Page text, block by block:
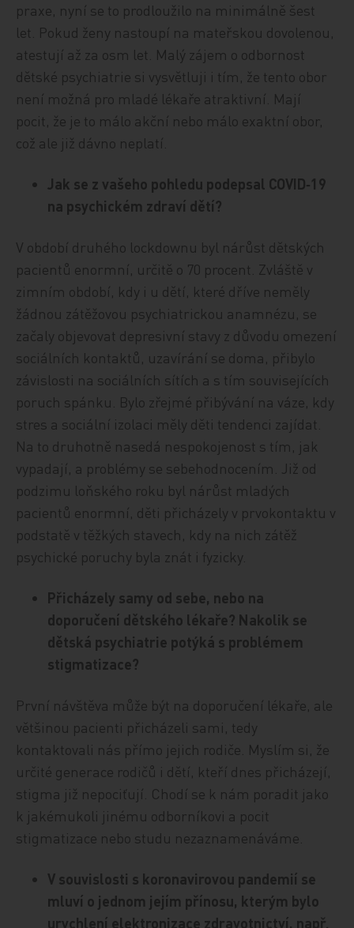
praxe, nyní se to prodloužilo na minimálně šest
let. Pokud ženy nastoupí na mateřskou dovolenou,
atestují až za osm let. Malý zájem o odbornost
dětské psychiatrie si vysvětluji i tím, že tento obor
není možná pro mladé lékaře atraktivní. Mají
pocit, že je to málo akční nebo málo exaktní obor,
což ale již dávno neplatí.
Jak se z vašeho pohledu podepsal COVID‑19
na psychickém zdraví dětí?
V období druhého lockdownu byl nárůst dětských
pacientů enormní, určitě o 70 procent. Zvláště v
zimním období, kdy i u dětí, které dříve neměly
žádnou zátěžovou psychiatrickou anamnézu, se
začaly objevovat depresivní stavy z důvodu omezení
sociálních kontaktů, uzavírání se doma, přibylo
závislosti na sociálních sítích a s tím souvisejících
poruch spánku. Bylo zřejmé přibývání na váze, kdy
stres a sociální izolaci měly děti tendenci zajídat.
Na to druhotně nasedá nespokojenost s tím, jak
vypadají, a problémy se sebehodnocením. Již od
podzimu loňského roku byl nárůst mladých
pacientů enormní, děti přicházely v prvokontaktu v
podstatě v těžkých stavech, kdy na nich zátěž
psychické poruchy byla znát i fyzicky.
Přicházely samy od sebe, nebo na
doporučení dětského lékaře? Nakolik se
dětská psychiatrie potýká s problémem
stigmatizace?
První návštěva může být na doporučení lékaře, ale
většinou pacienti přicházeli sami, tedy
kontaktovali nás přímo jejich rodiče. Myslím si, že
určité generace rodičů i dětí, kteří dnes přicházejí,
stigma již nepociťují. Chodí se k nám poradit jako
k jakémukoli jinému odborníkovi a pocit
stigmatizace nebo studu nezaznamenáváme.
V souvislosti s koronavirovou pandemií se
mluví o jednom jejím přínosu, kterým bylo
urychlení elektronizace zdravotnictví, např.